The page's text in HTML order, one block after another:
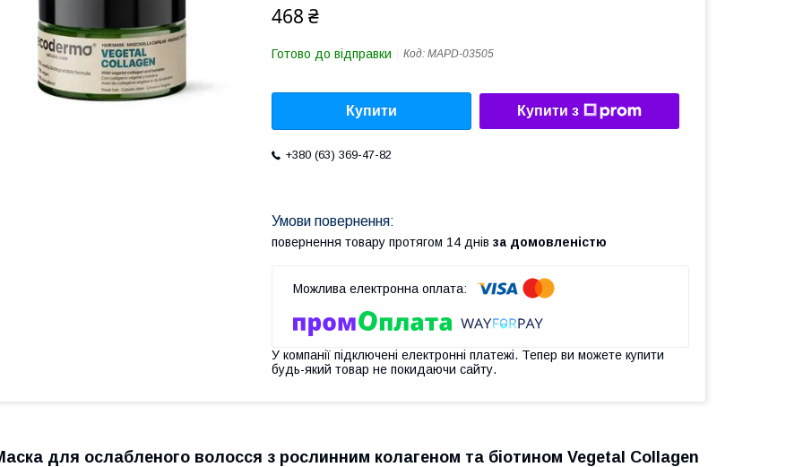
468 ₴
Готово до відправки Код: MAPD-03505
Купити Купити з
+380 (63) 369-47-82
повернення товару протягом 14 днів за домовленістю
У компанії підключені електронні платежі. Тепер ви можете купити
будь-який товар не покидаючи сайту.
для ослабленого волосся з рослинним колагеном та біотином Vegetal Collagen